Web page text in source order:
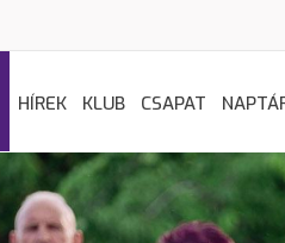
HÍREK KLUB CSAPAT